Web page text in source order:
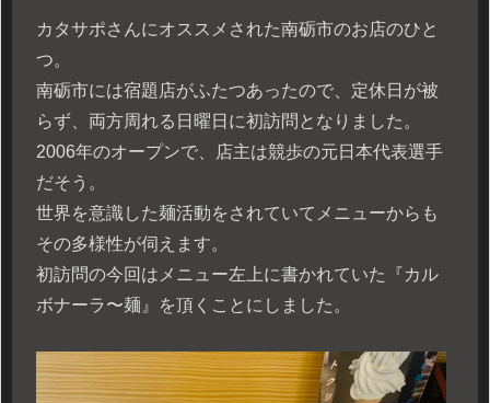
カタサポさんにオススメされた南砺市のお店のひと
つ。
南砺市には宿題店がふたつあったので、定休日が被
らず、両方周れる日曜日に初訪問となりました。
2006年のオープンで、店主は競歩の元日本代表選手
だそう。
世界を意識した麺活動をされていてメニューからも
その多様性が伺えます。
初訪問の今回はメニュー左上に書かれていた『カル
ボナーラ〜麺』を頂くことにしました。